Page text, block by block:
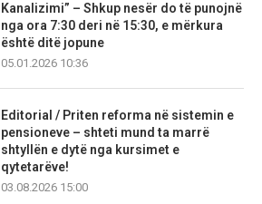
Kanalizimi” – Shkup nesër do të punojnë
nga ora 7:30 deri në 15:30, e mërkura
është ditë jopune
05.01.2026 10:36
Editorial / Priten reforma në sistemin e
pensioneve – shteti mund ta marrë
shtyllën e dytë nga kursimet e
qytetarëve!
03.08.2026 15:00